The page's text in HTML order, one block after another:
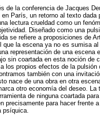
de la conferencia de Jacques
en París, un retorno al texto dada
lectura crueldad como un
Diseñado como una
se refiere a proposiciones de
que la escena ya no es sumisa
representación de una escena
sin coartada en esta noción de
los propios efectos de la pulsión
también con una
nace de una obra en otra
otro economía del deseo. La
de ninguna coartada
precisamente para hacer frente
psíquica.